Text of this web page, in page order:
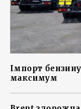
Імпорт
максимум